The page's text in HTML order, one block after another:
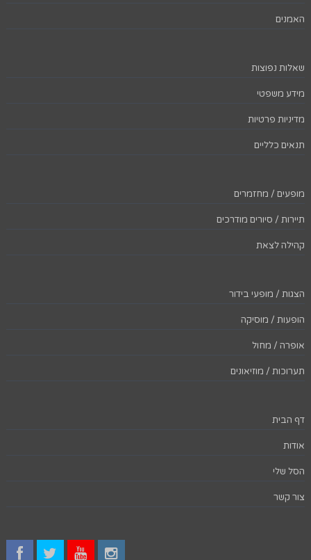
האמנים
שאלות נפוצות
מידע משפטי
מדיניות פרטיות
תנאים כלליים
מופעים / מחזמרים
תיירות / סיורים מודרכים
קהילה לצאת
הצגות / מופעי בידור
הופעות / מוסיקה
אופרה / מחול
תערוכות / מוזיאונים
דף הבית
אודות
הסל שלי
צור קשר